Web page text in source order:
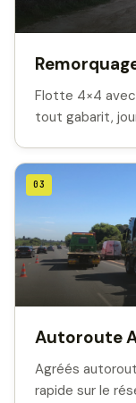
Flotte 4×4 avec
tout gabarit,
03
Autoroute
Agréés
rapide sur le